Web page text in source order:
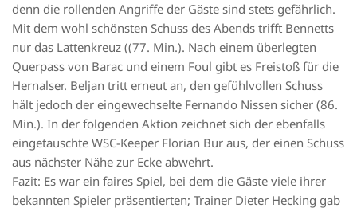
denn die rollenden Angriffe der Gäste sind stets gefährlich.
Mit dem wohl schönsten Schuss des Abends trifft Bennetts
nur das Lattenkreuz ((77. Min.). Nach einem überlegten
Querpass von Barac und einem Foul gibt es Freistoß für die
Hernalser. Beljan tritt erneut an, den gefühlvollen Schuss
hält jedoch der eingewechselte Fernando Nissen sicher (86.
Min.). In der folgenden Aktion zeichnet sich der ebenfalls
eingetauschte WSC-Keeper Florian Bur aus, der einen Schuss
aus nächster Nähe zur Ecke abwehrt.
Fazit: Es war ein faires Spiel, bei dem die Gäste viele ihrer
bekannten Spieler präsentierten; Trainer Dieter Hecking gab